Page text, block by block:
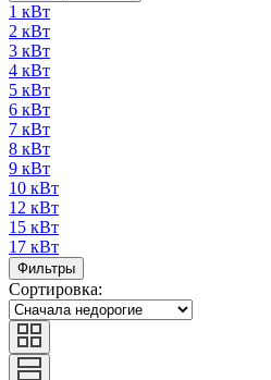
1 кВт
2 кВт
3 кВт
4 кВт
5 кВт
6 кВт
7 кВт
8 кВт
9 кВт
10 кВт
12 кВт
15 кВт
17 кВт
Фильтры
Сортировка: